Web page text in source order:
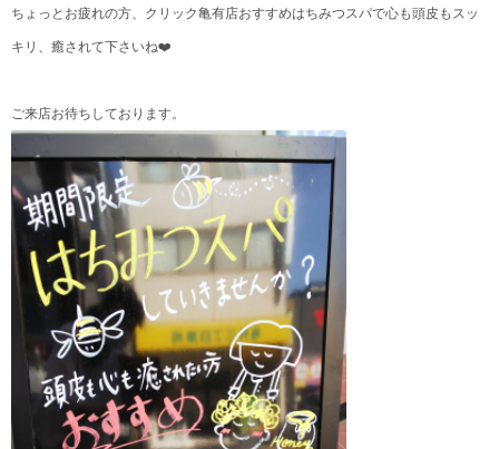
ちょっとお疲れの方、クリック亀有店おすすめはちみつスパで心も頭皮もスッ
キリ、癒されて下さいね❤️
ご来店お待ちしております。